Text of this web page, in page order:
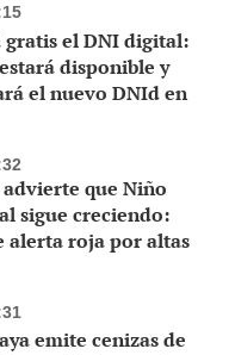
el DNI digital:
disponible y
el nuevo DNId en
que Niño
sigue creciendo:
alerta roja por altas
emite cenizas de